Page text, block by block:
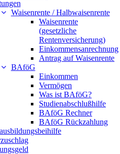
Waisenrente / Halbwaisenrente
Waisenrente
(gesetzliche
Rentenversicherung)
Einkommensanrechnung
Antrag auf Waisenrente
BAföG
Einkommen
Vermögen
Was ist BAföG?
Studienabschlußhilfe
BAföG Rechner
BAföG Rückzahlung